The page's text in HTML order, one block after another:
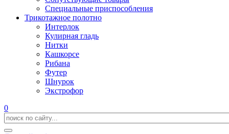
Специальные приспособления
Трикотажное полотно
Интерлок
Кулирная гладь
Нитки
Кашкорсе
Рибана
Футер
Шнурок
Экстрофор
0